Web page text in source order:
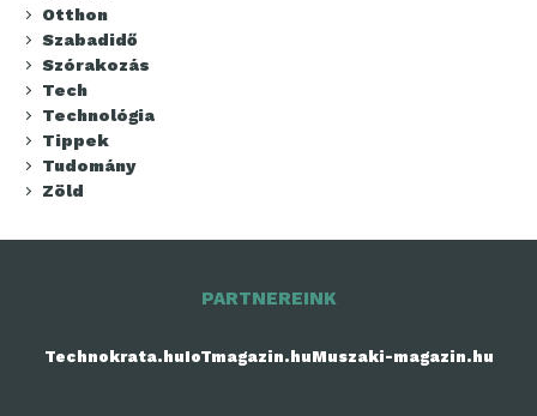
Otthon
Szabadidő
Szórakozás
Tech
Technológia
Tippek
Tudomány
Zöld
PARTNEREINK
Technokrata.huIoTmagazin.huMuszaki-magazin.hu